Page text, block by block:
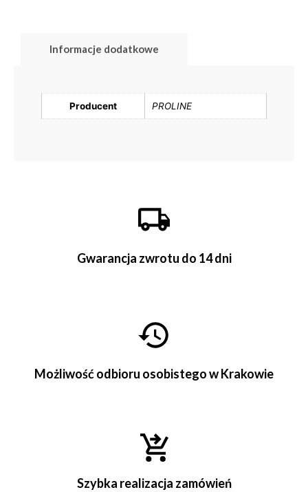
Informacje dodatkowe
Producent PROLINE
Gwarancja zwrotu do 14 dni
Możliwość odbioru osobistego w Krakowie
Szybka realizacja zamówień